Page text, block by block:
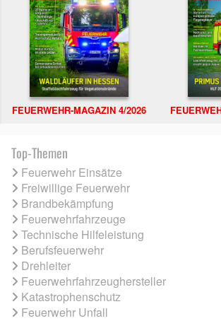
FEUERWEHR-MAGAZIN 4/2026
Top-Themen
Feuerwehr Einsätze
Freiwillige Feuerwehr
Brandbekämpfung
Feuerwehrfahrzeuge
Technische Hilfeleistung
Berufsfeuerwehr
Drehleiter
Feuerwehrfahrzeughersteller
Katastrophenschutz
Feuerwehr Unfall